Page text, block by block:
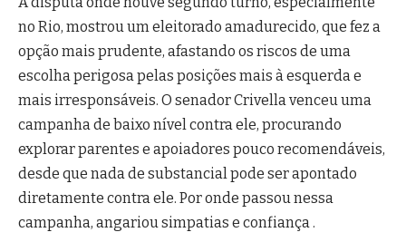
no Rio, mostrou um eleitorado amadurecido, que fez a
opção mais prudente, afastando os riscos de uma
escolha perigosa pelas posições mais à esquerda e
mais irresponsáveis. O senador Crivella venceu uma
campanha de baixo nível contra ele, procurando
explorar parentes e apoiadores pouco recomendáveis,
desde que nada de substancial pode ser apontado
diretamente contra ele. Por onde passou nessa
campanha, angariou simpatias e confiança .